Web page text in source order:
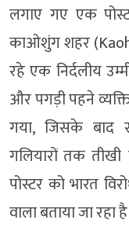
लगाए गए एक
काओशुंग शहर
रहे एक निर्दलीय
और पगड़ी पहने
गया, जिसके बाद
गलियारों तक तीखी
पोस्टर को भारत
वाला बताया जा रहा